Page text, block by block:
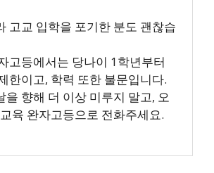
고교 입학을 포기한 분도 괜찮습
고등에서는 당나이 1학년부터
한이고, 학력 또한 불문입니다.
을 향해 더 이상 미루지 말고, 오
육 완자고등으로 전화주세요.